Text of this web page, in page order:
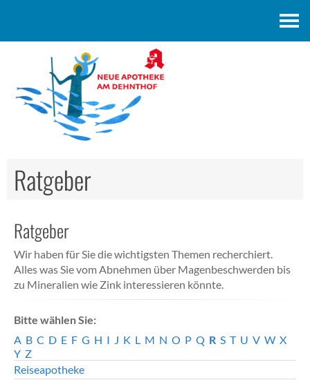
Ratgeber
Ratgeber
Wir haben für Sie die wichtigsten Themen recherchiert.
Alles was Sie vom Abnehmen über Magenbeschwerden bis
zu Mineralien wie Zink interessieren könnte.
Bitte wählen Sie:
A B C D E F G H I J K L M N O P Q R S T U V W X
Y Z
Reiseapotheke